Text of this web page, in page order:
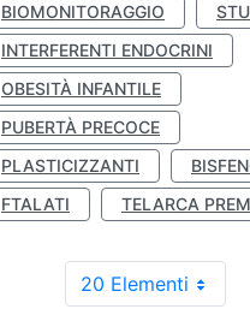
BIOMONITORAGGIO
INTERFERENTI ENDOCRINI
OBESITÀ INFANTILE
PUBERTÀ PRECOCE
PLASTICIZZANTI
FTALATI
TELARCA
20 Elementi